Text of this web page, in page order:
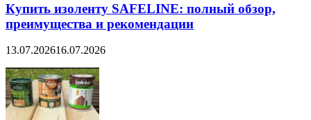
Купить изоленту SAFELINE: полный обзор,
преимущества и рекомендации
13.07.202616.07.2026